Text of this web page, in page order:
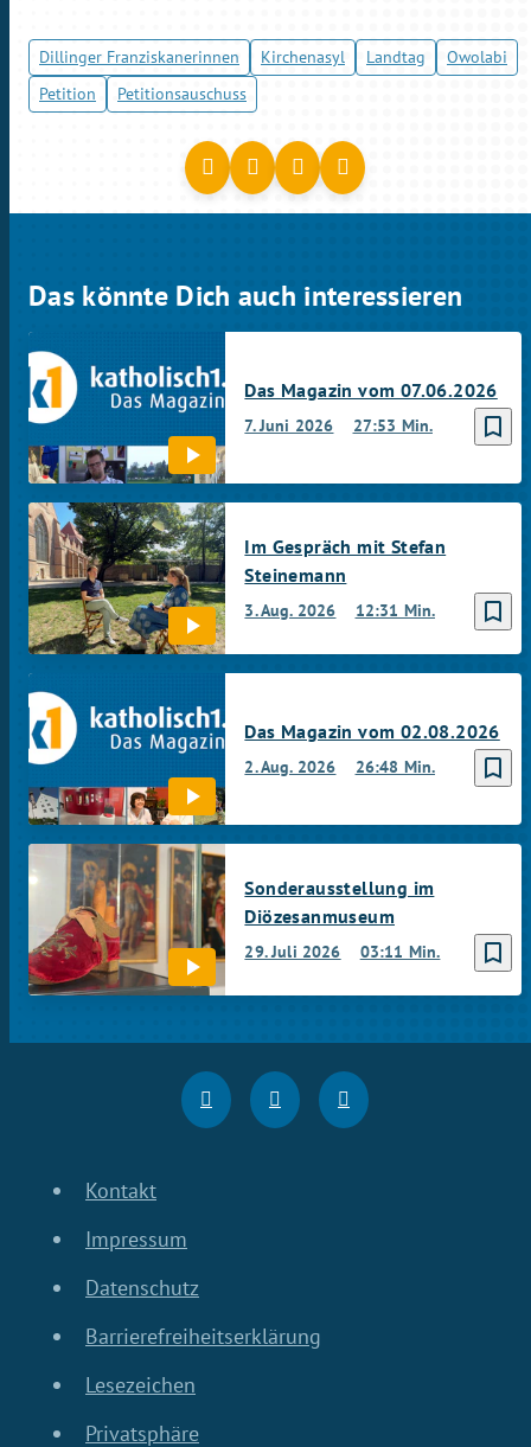
Dillinger Franziskanerinnen Kirchenasyl Landtag
Owolabi
Petition
Petitionsauschuss
Das könnte Dich auch interessieren
bookmark_border
7. Juni 2026 27:53 Min.
Das Magazin vom 07.06.2026
bookmark_border
3. Aug. 2026 12:31 Min.
Im Gespräch mit Stefan
Steinemann
bookmark_border
2. Aug. 2026 26:48 Min.
Das Magazin vom 02.08.2026
bookmark_border
29. Juli 2026 03:11 Min.
Sonderausstellung im
Diözesanmuseum
Kontakt
Impressum
Datenschutz
Barrierefreiheitserklärung
Lesezeichen
Privatsphäre